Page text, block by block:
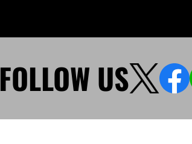
FOLLOW US